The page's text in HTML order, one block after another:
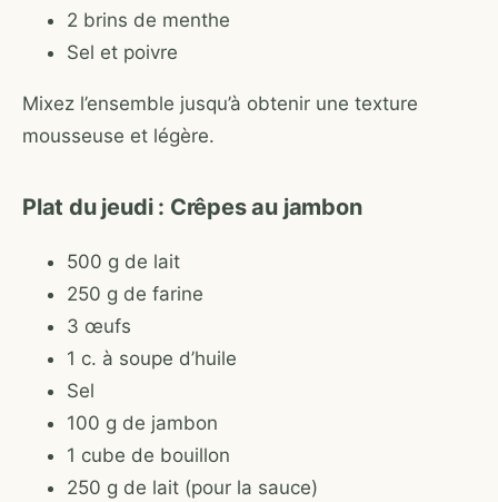
2 brins de menthe
Sel et poivre
Mixez l’ensemble jusqu’à obtenir une texture
mousseuse et légère.
Plat du jeudi : Crêpes au jambon
500 g de lait
250 g de farine
3 œufs
1 c. à soupe d’huile
Sel
100 g de jambon
1 cube de bouillon
250 g de lait (pour la sauce)